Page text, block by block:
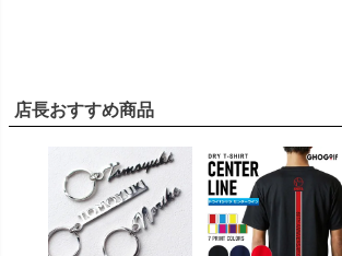
店長おすすめ商品